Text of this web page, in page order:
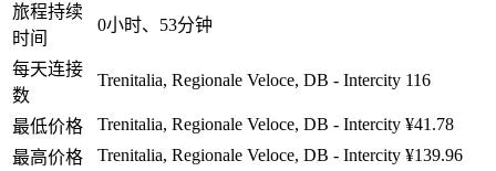
旅程持续
时间
0小时、53分钟
每天连接
数
Trenitalia, Regionale Veloce, DB - Intercity 116
最低价格 Trenitalia, Regionale Veloce, DB - Intercity ¥41.78
最高价格
Trenitalia, Regionale Veloce, DB - Intercity ¥139.96